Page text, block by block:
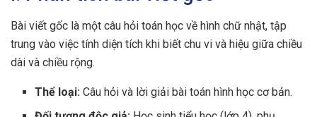
Bài viết gốc là một câu hỏi toán học về hình chữ nhật, tập
trung vào việc tính diện tích khi biết chu vi và hiệu giữa chiều
dài và chiều rộng.
Thể loại: Câu hỏi và lời giải bài toán hình học cơ bản.